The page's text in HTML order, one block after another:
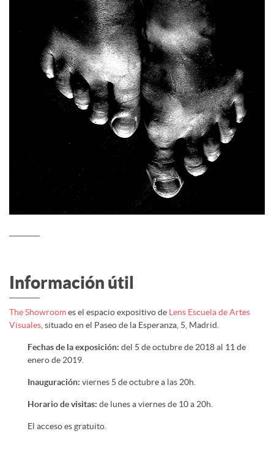
Información útil
The Showroomes el espacio expositivo de Lens Escuela de Artes
Visuales , situado en el Paseo de la Esperanza, 5, Madrid.
Fechas de la exposición: del 5 de octubre de 2018 al 11 de
enero de 2019.
Inauguración: viernes 5 de octubre a las 20h.
Horario de visitas: de lunes a viernes de 10 a 20h.
El acceso es gratuito.